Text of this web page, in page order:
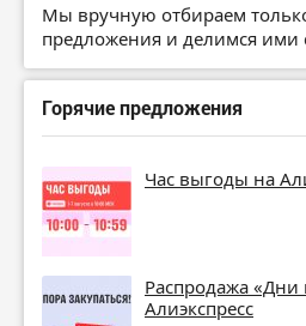
Мы вручную отбираем
предложения и делимся ими
Горячие предложения
Час выгоды на
Распродажа
Алиэкспресс